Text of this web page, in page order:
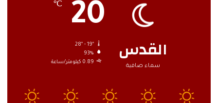
القدس
سماء صافية
20
℃
28º - 19º
93%
0.89 كيلومتر/ساعة